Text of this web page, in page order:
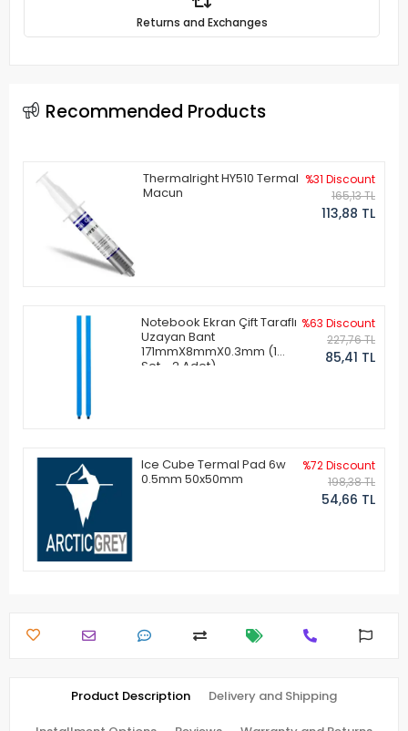
Returns and Exchanges
Recommended Products
Thermalright HY510 Termal
Macun
%31 Discount
165,13 TL
113,88 TL
Notebook Ekran Çift Taraflı
Uzayan Bant
171mmX8mmX0.3mm (1
Set - 2 Adet)
%63 Discount
227,76 TL
85,41 TL
Ice Cube Termal Pad 6w
0.5mm 50x50mm
%72 Discount
198,38 TL
54,66 TL
Product Description Delivery and Shipping